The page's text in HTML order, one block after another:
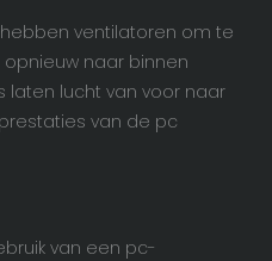
ventilatoren om te
naar binnen
laten lucht van voor naar
van de pc
van een pc-